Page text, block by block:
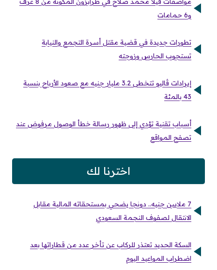
و6 حمامات
تطورات جديدة في قضية مقتل أسرة التجمع والنيابة
تستجوب الحارس وزوجته
إيرادات ڤاليو تتخطى 3.2 مليار جنيه مع صعود الأرباح بنسبة
43 بالمئة
أسباب تقنية تؤدي إلى ظهور رسالة خطأ الوصول مرفوض عند
تصفح المواقع
اخترنا لك
7 ملايين جنيه.. دونجا يضحي بمستحقاته المالية مقابل
الانتقال لصفوف النجمة السعودي
السكة الحديد تعتذر للركاب عن تأخر عدد من قطاراتها بعد
اضطراب المواعيد اليوم